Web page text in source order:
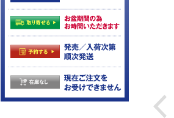
）
）
KATO(カトー）
連形 A グレー (20個入)
(アーノルドカプラー用対
応)
352円